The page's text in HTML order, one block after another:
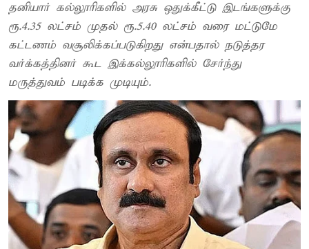
தனியார் கல்லூரிகளில் அரசு ஒதுக்கீட்டு இடங்களுக்கு
ரூ.4.35 லட்சம் முதல் ரூ.5.40 லட்சம் வரை மட்டுமே
கட்டணம் வசூலிக்கப்படுகிறது என்பதால் நடுத்தர
வர்க்கத்தினர் கூட இக்கல்லூரிகளில் சேர்ந்து
மருத்துவம் படிக்க முடியும்.